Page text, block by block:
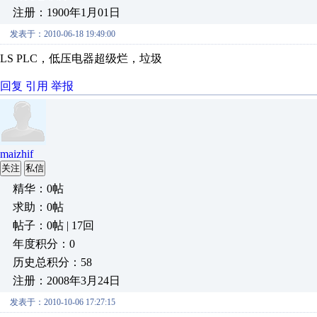
注册：1900年1月01日
发表于：2010-06-18 19:49:00
LS PLC，低压电器超级烂，垃圾
回复 引用 举报
maizhif
关注 私信
精华：0帖
求助：0帖
帖子：0帖 | 17回
年度积分：0
历史总积分：58
注册：2008年3月24日
发表于：2010-10-06 17:27:15